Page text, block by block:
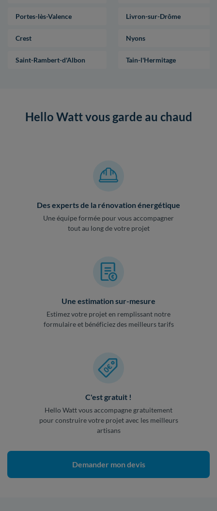
Portes-lès-Valence Livron-sur-Drôme
Crest Nyons
Saint-Rambert-d'Albon Tain-l'Hermitage
Hello Watt vous garde au chaud
Des experts de la rénovation énergétique
Une équipe formée pour vous accompagner
tout au long de votre projet
Une estimation sur-mesure
Estimez votre projet en remplissant notre
formulaire et bénéficiez des meilleurs tarifs
C'est gratuit !
Hello Watt vous accompagne gratuitement
pour construire votre projet avec les meilleurs
artisans
Demander mon devis